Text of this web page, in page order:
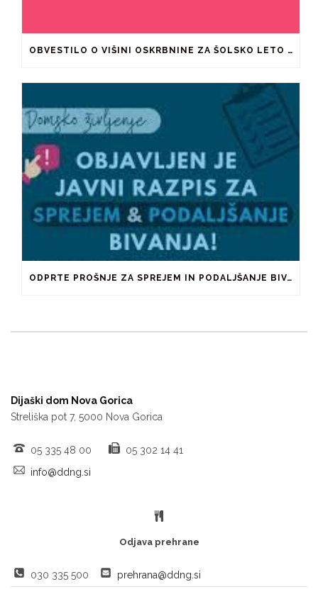
OBVESTILO O VIŠINI OSKRBNINE ZA ŠOLSKO LETO 2026/2027
ODPRTE PROŠNJE ZA SPREJEM IN PODALJŠANJE BIVANJA V ŠTUDENTSKIH DOMOVIH IN PRI ZASEBNIKIH
Dijaški dom Nova Gorica
Streliška pot 7, 5000 Nova Gorica
05 335 48 00
05 302 14 41
info@ddng.si
Odjava prehrane
030 335 500 prehrana@ddng.si